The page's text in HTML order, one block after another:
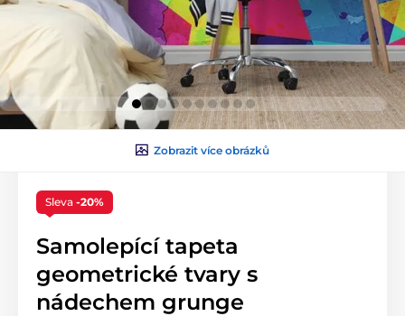
Zobrazit více obrázků
Sleva -20%
Samolepící tapeta
geometrické tvary s
nádechem grunge